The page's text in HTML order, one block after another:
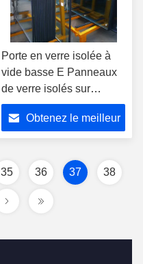
Porte en verre isolée à
vide basse E Panneaux
de verre isolés sur
mesure
Obtenez le meilleur
35 36 37 38